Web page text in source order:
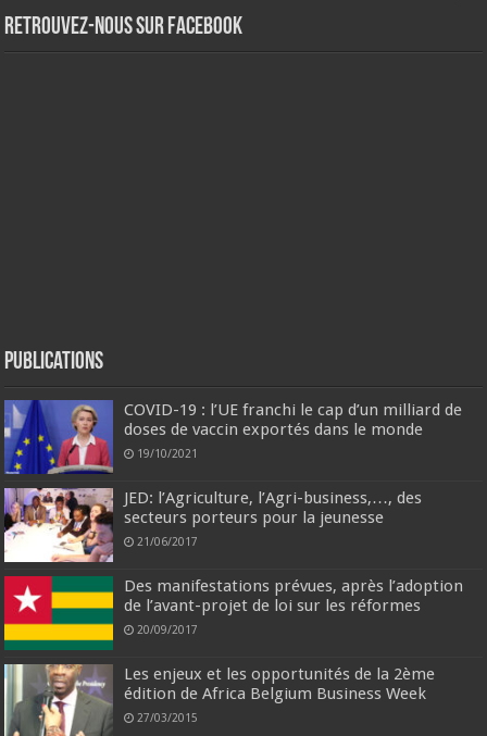
Retrouvez-nous sur Facebook
Publications
COVID-19 : l’UE franchi le cap d’un milliard de
doses de vaccin exportés dans le monde
19/10/2021
JED: l’Agriculture, l’Agri-business,…, des
secteurs porteurs pour la jeunesse
21/06/2017
Des manifestations prévues, après l’adoption
de l’avant-projet de loi sur les réformes
20/09/2017
Les enjeux et les opportunités de la 2ème
édition de Africa Belgium Business Week
27/03/2015